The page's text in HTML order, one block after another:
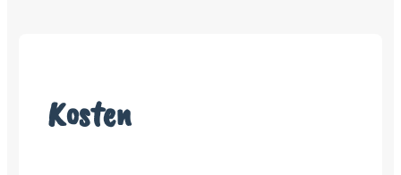
Kosten